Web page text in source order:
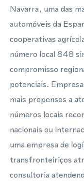
Navarra, uma das
automóveis da
cooperativas
número local 848
compromisso
potenciais.
mais propensos a
números locais
nacionais ou
uma empresa de
transfronteiriços
consultoria